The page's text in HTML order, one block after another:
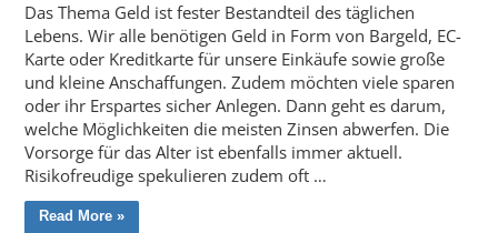
Das Thema Geld ist fester Bestandteil des täglichen
Lebens. Wir alle benötigen Geld in Form von Bargeld, EC-
Karte oder Kreditkarte für unsere Einkäufe sowie große
und kleine Anschaffungen. Zudem möchten viele sparen
oder ihr Erspartes sicher Anlegen. Dann geht es darum,
welche Möglichkeiten die meisten Zinsen abwerfen. Die
Vorsorge für das Alter ist ebenfalls immer aktuell.
Risikofreudige spekulieren zudem oft …
Read More »